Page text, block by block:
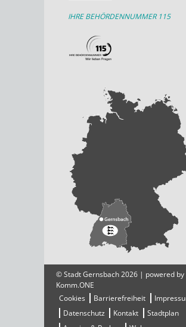
IHRE BEHÖRDENNUMMER 115
© Stadt Gernsbach 2026 | powered by
Komm.ONE
Cookies
Barrierefreiheit
Datenschutz
Kontakt
Stadtplan